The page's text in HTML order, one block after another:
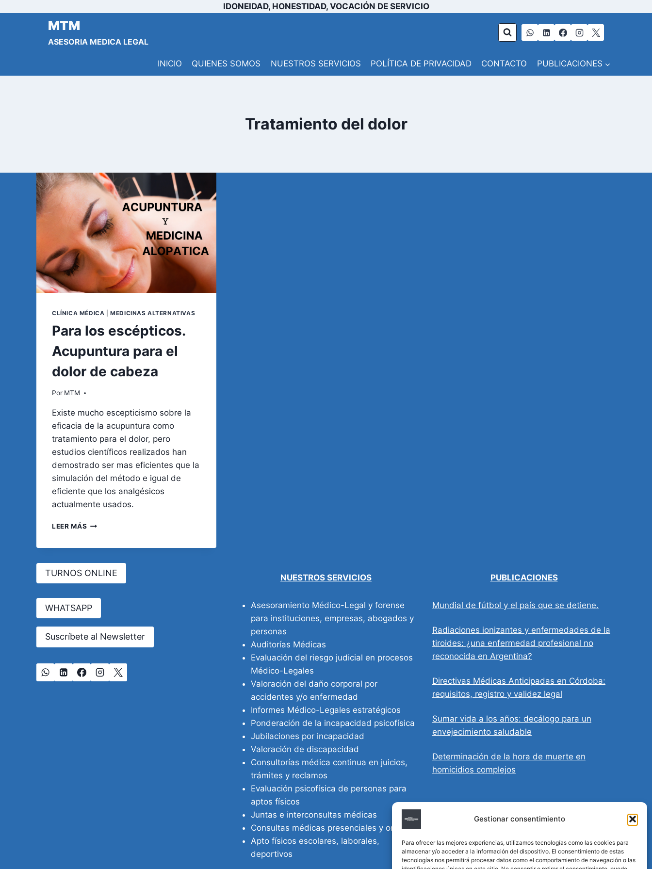
Gestionar consentimiento
Para ofrecer las mejores experiencias, utilizamos tecnologías como las cookies para
almacenar y/o acceder a la información del dispositivo. El consentimiento de estas
tecnologías nos permitirá procesar datos como el comportamiento de navegación o las
IDONEIDAD, HONESTIDAD, VOCACIÓN DE SERVICIO
MTM
ASESORIA MEDICA LEGAL
INICIO QUIENES SOMOS NUESTROS SERVICIOS POLÍTICA DE PRIVACIDAD CONTACTO PUBLICACIONES
Tratamiento del dolor
CLÍNICA MÉDICA |MEDICINAS ALTERNATIVAS
Para los escépticos.
Acupuntura para el
dolor de cabeza
Por MTM
Existe mucho escepticismo sobre la
eficacia de la acupuntura como
tratamiento para el dolor, pero
estudios científicos realizados han
demostrado ser mas eficientes que la
simulación del método e igual de
eficiente que los analgésicos
actualmente usados.
LEER MÁS PARA
PARA
EL
DOLOR
CABEZA
TURNOS ONLINE
WHATSAPP
Suscríbete al Newsletter
NUESTROS SERVICIOS
Asesoramiento Médico-Legal y forense
para instituciones, empresas, abogados y
personas
Auditorías Médicas
Evaluación del riesgo judicial en procesos
Médico-Legales
Valoración del daño corporal por
accidentes y/o enfermedad
Informes Médico-Legales estratégicos
Ponderación de la incapacidad psicofísica
Jubilaciones por incapacidad
Valoración de discapacidad
Consultorías médica continua en juicios,
trámites y reclamos
Evaluación psicofísica de personas para
aptos físicos
Juntas e interconsultas médicas
Consultas médicas presenciales y online
Apto físicos escolares, laborales,
deportivos
PUBLICACIONES
Mundial de fútbol y el país que se detiene.
Radiaciones ionizantes y enfermedades de la
tiroides: ¿una enfermedad profesional no
reconocida en Argentina?
Directivas Médicas Anticipadas en Córdoba:
requisitos, registro y validez legal
Sumar vida a los años: decálogo para un
envejecimiento saludable
Determinación de la hora de muerte en
homicidios complejos